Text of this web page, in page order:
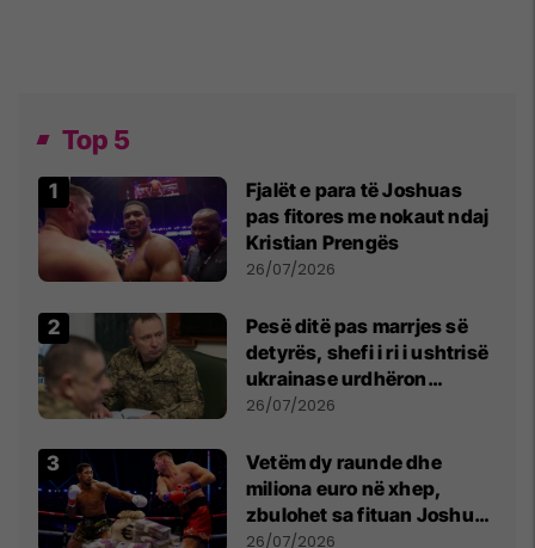
Top 5
Fjalët e para të Joshuas
pas fitores me nokaut ndaj
Kristian Prengës
26/07/2026
Pesë ditë pas marrjes së
detyrës, shefi i ri i ushtrisë
ukrainase urdhëron
kontroll të madh
26/07/2026
Vetëm dy raunde dhe
miliona euro në xhep,
zbulohet sa fituan Joshua
e Prenga
26/07/2026